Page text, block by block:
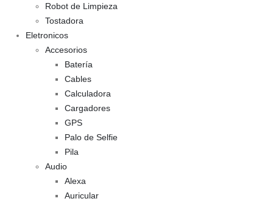
Robot de Limpieza
Tostadora
Eletronicos
Accesorios
Batería
Cables
Calculadora
Cargadores
GPS
Palo de Selfie
Pila
Audio
Alexa
Auricular